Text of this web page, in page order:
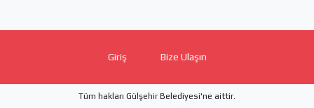
Giriş Bize Ulaşın
Tüm hakları Gülşehir Belediyesi'ne aittir.